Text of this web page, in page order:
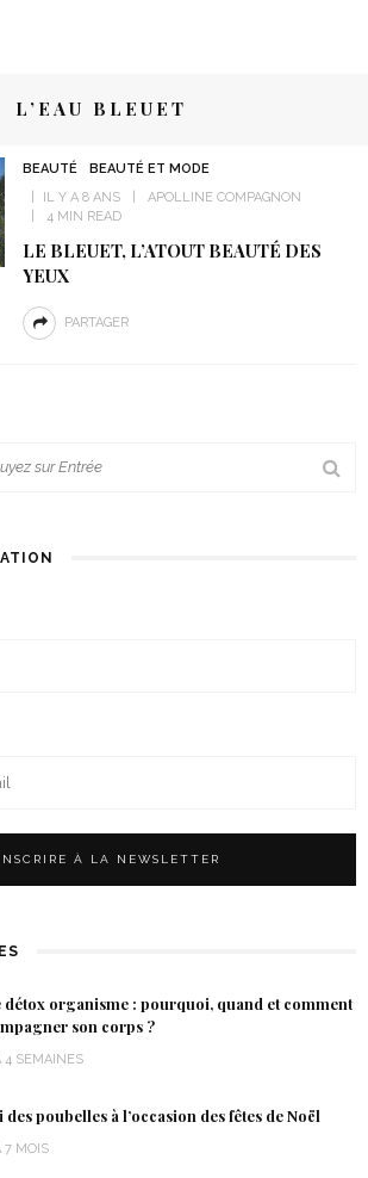
L’EAU BLEUET
BEAUTÉ
BEAUTÉ ET MODE
IL Y A 8 ANS
APOLLINE COMPAGNON
4 MIN READ
LE BLEUET, L’ATOUT BEAUTÉ DES
YEUX
PARTAGER
détox organisme : pourquoi, quand et comment
son corps ?
4 SEMAINES
des poubelles à l’occasion des fêtes de Noël
7 MOIS